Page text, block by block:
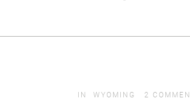
IN WYOMING 2